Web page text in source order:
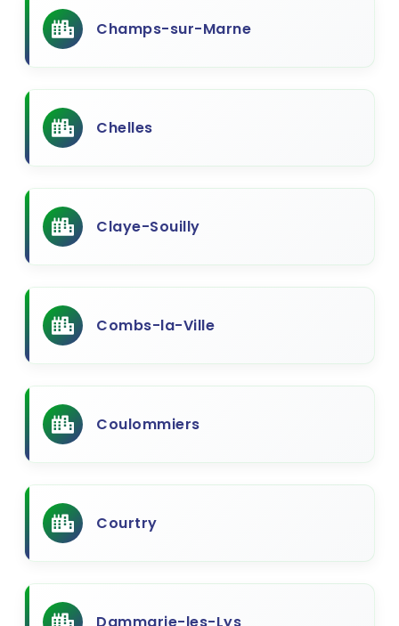
Champs-sur-Marne
Chelles
Claye-Souilly
Combs-la-Ville
Coulommiers
Courtry